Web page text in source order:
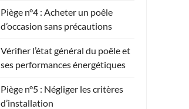
Piège n°4 : Acheter un poêle
d’occasion sans précautions
Vérifier l’état général du poêle et
ses performances énergétiques
Piège n°5 : Négliger les critères
d’installation